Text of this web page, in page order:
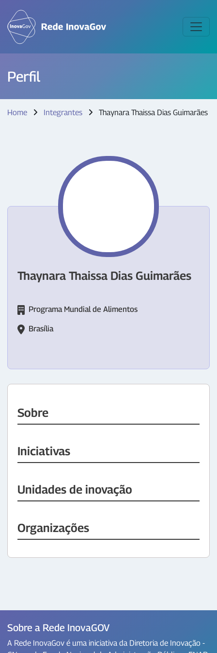
Perfil
Home Integrantes Thaynara Thaissa Dias Guimarães
Thaynara Thaissa Dias Guimarães
Programa Mundial de Alimentos
Brasília
Sobre
Iniciativas
Unidades de inovação
Organizações
Sobre a Rede InovaGOV
A Rede InovaGov é uma iniciativa da Diretoria de Inovação -